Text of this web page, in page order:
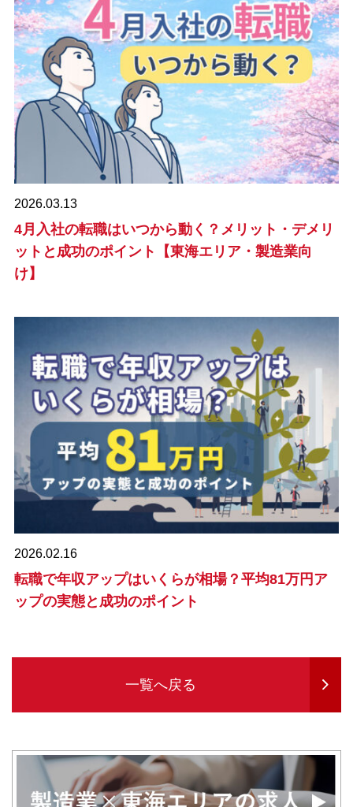
2026.03.13
4月入社の転職はいつから動く？メリット・デメリ
ットと成功のポイント【東海エリア・製造業向
け】
2026.02.16
転職で年収アップはいくらが相場？平均81万円ア
ップの実態と成功のポイント
一覧へ戻る